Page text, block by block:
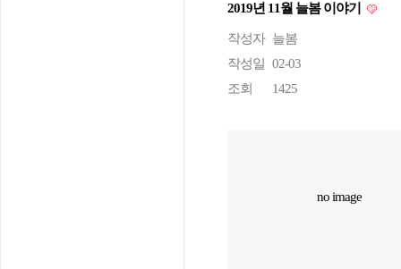
2019년 11월 늘봄 이야기
작성자 늘봄
작성일 02-03
조회
1425
no image